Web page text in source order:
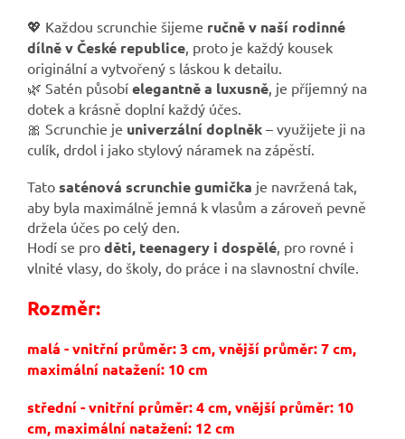
💖 Každou scrunchie šijeme ručně v naší rodinné
dílně v České republice, proto je každý kousek
originální a vytvořený s láskou k detailu.
🌿 Satén působí elegantně a luxusně, je příjemný na
dotek a krásně doplní každý účes.
🎀 Scrunchie je univerzální doplněk – využijete ji na
culík, drdol i jako stylový náramek na zápěstí.
Tato saténová scrunchie gumička je navržená tak,
aby byla maximálně jemná k vlasům a zároveň pevně
držela účes po celý den.
Hodí se pro děti, teenagery i dospělé, pro rovné i
vlnité vlasy, do školy, do práce i na slavnostní chvíle.
Rozměr:
malá - vnitřní průměr: 3 cm, vnější průměr: 7 cm,
maximální natažení: 10 cm
střední - vnitřní průměr: 4 cm, vnější průměr: 10
cm, maximální natažení: 12 cm